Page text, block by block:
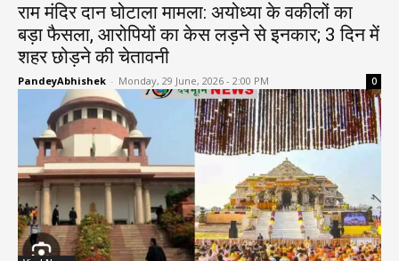
राम मंदिर दान घोटाला मामला: अयोध्या के वकीलों का
बड़ा फैसला, आरोपियों का केस लड़ने से इनकार; 3 दिन में
शहर छोड़ने की चेतावनी
PandeyAbhishek - Monday, 29 June, 2026 - 2:00 PM 0